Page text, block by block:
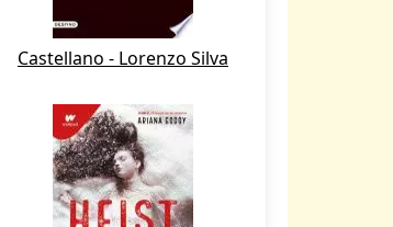
Castellano - Lorenzo Silva